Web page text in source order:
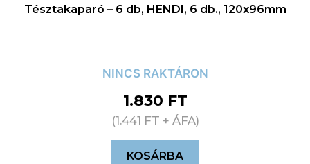
Tésztakaparó – 6 db, HENDI, 6 db., 120x96mm
NINCS RAKTÁRON
1.830 FT
(1.441 FT + ÁFA)
KOSÁRBA